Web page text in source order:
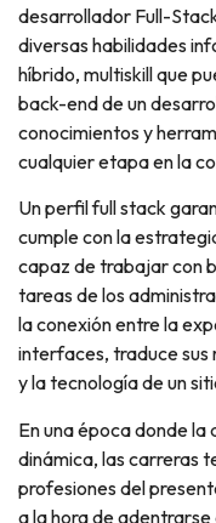
desarrollador Full-
diversas habilidades
híbrido, multiskill que
back-end de un
conocimientos y
cualquier etapa en la
Un perfil full stack
cumple con la
capaz de trabajar con
tareas de los
la conexión entre la
interfaces, traduce sus
y la tecnología de un
En una época donde
dinámica, las carreras
profesiones del
a la hora de